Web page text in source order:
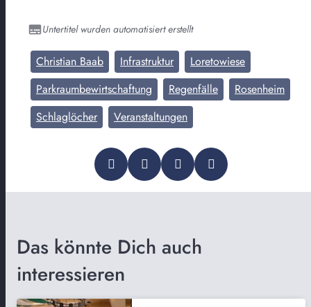
Untertitel wurden automatisiert erstellt
Christian Baab Infrastruktur
Loretowiese
Parkraumbewirtschaftung
Regenfälle
Rosenheim
Schlaglöcher
Veranstaltungen
Das könnte Dich auch
interessieren